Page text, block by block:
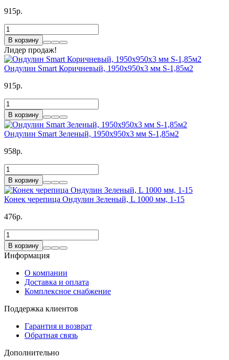
915р.
В корзину
Лидер продаж!
Ондулин Smart Коричневый, 1950x950x3 мм S-1,85м2
915р.
В корзину
Ондулин Smart Зеленый, 1950x950x3 мм S-1,85м2
958р.
В корзину
Конек черепица Ондулин Зеленый, L 1000 мм, 1-15
476р.
В корзину
Информация
О компании
Доставка и оплата
Комплексное снабжение
Поддержка клиентов
Гарантия и возврат
Обратная связь
Дополнительно